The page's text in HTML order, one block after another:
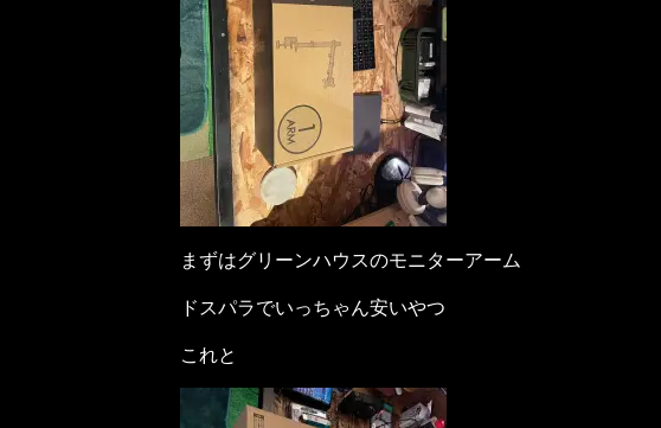
まずはグリーンハウスのモニターアーム
ドスパラでいっちゃん安いやつ
これと